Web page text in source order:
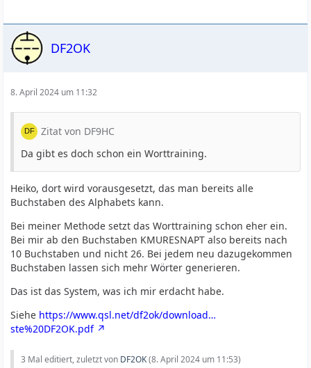
DF2OK
8. April 2024 um 11:32
Zitat von DF9HC
Da gibt es doch schon ein Worttraining.
Heiko, dort wird vorausgesetzt, das man bereits alle
Buchstaben des Alphabets kann.
Bei meiner Methode setzt das Worttraining schon eher ein.
Bei mir ab den Buchstaben KMURESNAPT also bereits nach
10 Buchstaben und nicht 26. Bei jedem neu dazugekommen
Buchstaben lassen sich mehr Wörter generieren.
Das ist das System, was ich mir erdacht habe.
Siehe https://www.qsl.net/df2ok/download…
ste%20DF2OK.pdf
3 Mal editiert, zuletzt von DF2OK(8. April 2024 um 11:53)